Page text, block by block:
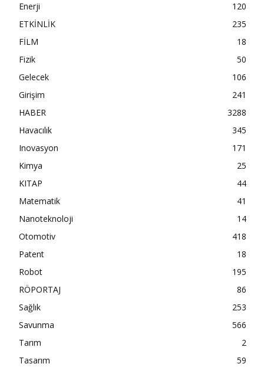
Enerji
120
ETKİNLİK
235
FİLM
18
Fizik
50
Gelecek
106
Girişim
241
HABER
3288
Havacılık
345
Inovasyon
171
Kimya
25
KITAP
44
Matematik
41
Nanoteknoloji
14
Otomotiv
418
Patent
18
Robot
195
RÖPORTAJ
86
Sağlık
253
Savunma
566
Tarım
2
Tasarım
59